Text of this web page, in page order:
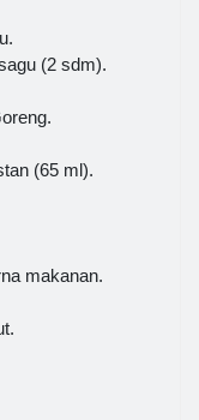
(2 sdm).
(65 ml).
makanan.